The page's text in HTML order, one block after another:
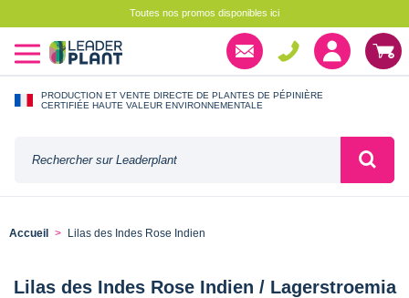
Toutes nos promos disponibles ici
PRODUCTION ET VENTE DIRECTE DE PLANTES DE PÉPINIÈRE
CERTIFIÉE HAUTE VALEUR ENVIRONNEMENTALE
Accueil Lilas des Indes Rose Indien
Lilas des Indes Rose Indien / Lagerstroemia